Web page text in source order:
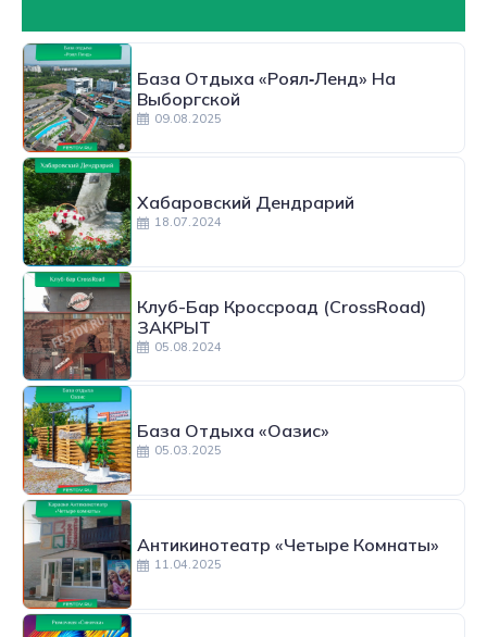
База Отдыха «Роял‑Ленд» На
Выборгской
09.08.2025
Хабаровский Дендрарий
18.07.2024
Клуб-Бар Кроссроад (CrossRoad)
ЗАКРЫТ
05.08.2024
База Отдыха «Оазис»
05.03.2025
Антикинотеатр «Четыре Комнаты»
11.04.2025